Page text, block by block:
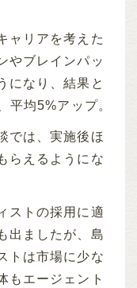
ャリアを考えた
やブレインパッ
になり、結果と
平均5%アップ。
では、実施後ほ
らえるようにな
ストの採用に適
出ましたが、島
トは市場に少な
もエージェント